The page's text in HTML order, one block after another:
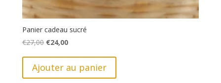
Panier cadeau sucré
€27,00 Le
initial
était :
€24,00Le
actuel
est :
Ajouter au panier